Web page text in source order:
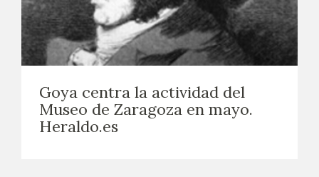
Goya centra la actividad del
Museo de Zaragoza en mayo.
Heraldo.es